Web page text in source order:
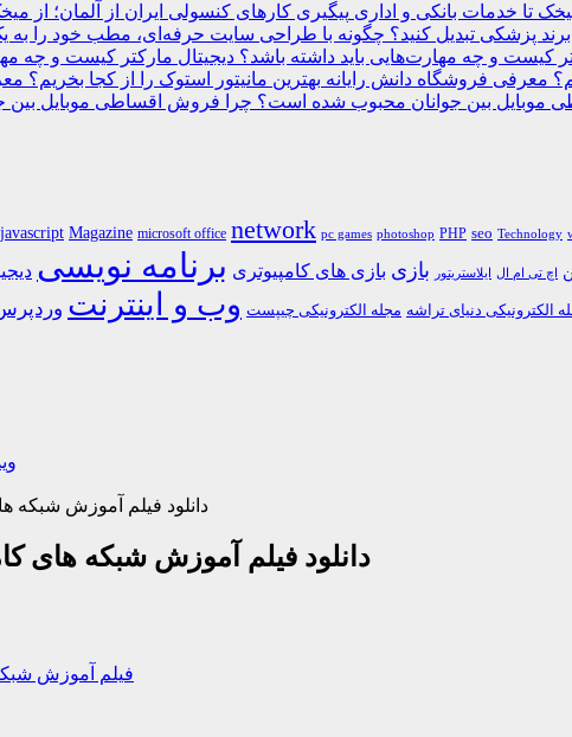
تا خدمات بانکی و اداری
پزشکی تبدیل کنید؟
کیست و چه مهارت‌هایی باید داشته باشد؟
معرفی فروشگاه دانش رایانه
موبایل بین جوانان محبوب شده است؟
javascript Magazine microsoft office network pc games photoshop PHP seo Technology
اچ تی ام ال ایلاستریتور بازی بازی های کامپیوتری برنامه نویسی
الکترونیکی دنیای تراشه مجله الکترونیکی چیپست وب و اینترنت
دانلود فیلم آموزش شبکه
دانلود فیلم آموزش شبکه های